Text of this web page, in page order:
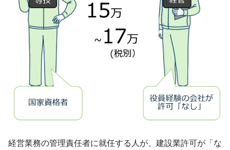
経営業務の管理責任者に就任する人が、建設業許可が「な